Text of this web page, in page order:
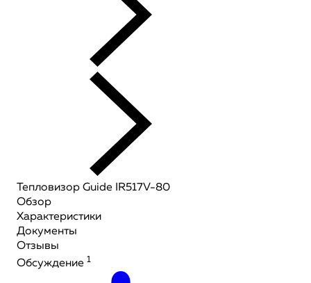
Тепловизор Guide IR517V-80
Обзор
Характеристики
Документы
Отзывы
Обсуждение 1